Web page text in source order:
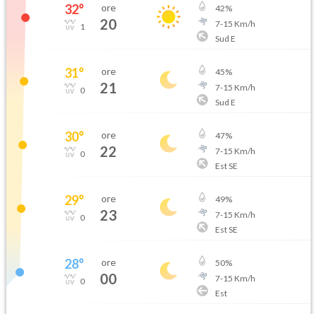
32°
1
ore
20
42%
7-15 Km/h
Sud E
31°
0
ore
21
45%
7-15 Km/h
Sud E
30°
0
ore
22
47%
7-15 Km/h
Est SE
29°
0
ore
23
49%
7-15 Km/h
Est SE
28°
0
ore
00
50%
7-15 Km/h
Est